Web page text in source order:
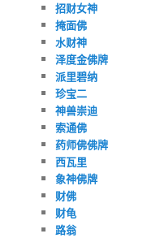
招财女神
掩面佛
水财神
泽度金佛牌
派里碧纳
珍宝二
神兽崇迪
索通佛
药师佛佛牌
西瓦里
象神佛牌
财佛
财龟
路翁